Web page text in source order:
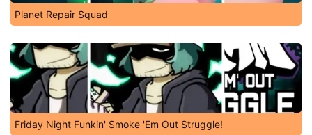
Planet Repair Squad
Friday Night Funkin' Smoke 'Em Out Struggle!